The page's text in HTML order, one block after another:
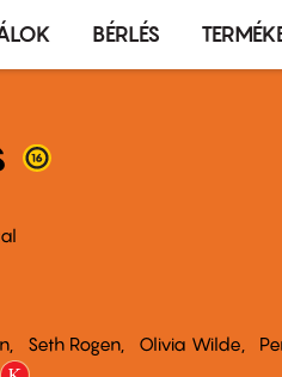
BÉRLÉS
Seth Rogen Olivia Wilde